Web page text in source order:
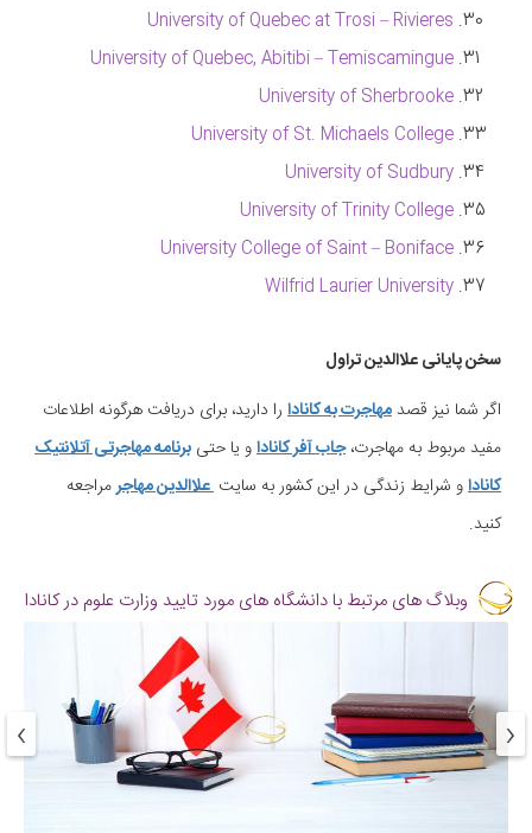
University of Quebec at Trosi – Rivieres
University of Quebec, Abitibi – Temiscamingue
University of Sherbrooke
University of St. Michaels College
University of Sudbury
University of Trinity College
University College of Saint – Boniface
Wilfrid Laurier University
سخن پایانی علاالدین تراول
اگر شما نیز قصدمهاجرت به کانادا را دارید، برای دریافت هرگونه اطلاعات
مفید مربوط به مهاجرت،جاب آفر کاناداو یا حتی برنامه مهاجرتی آتلانتیک
کاناداو شرایط زندگی در این کشور به سایت علاالدین مهاجرمراجعه
کنید.
وبلاگ های مرتبط با دانشگاه های مورد تایید وزارت علوم در کانادا
‹
›